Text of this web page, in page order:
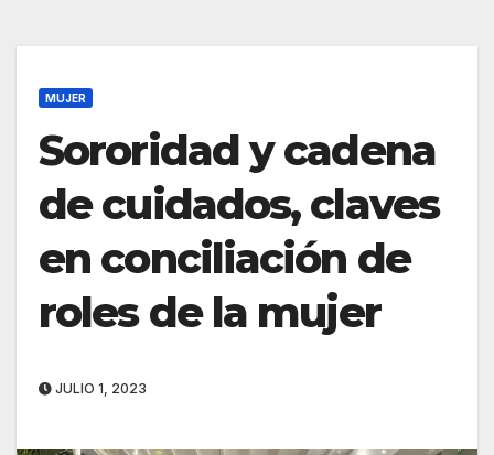
MUJER
Sororidad y cadena
de cuidados, claves
en conciliación de
roles de la mujer
JULIO 1, 2023